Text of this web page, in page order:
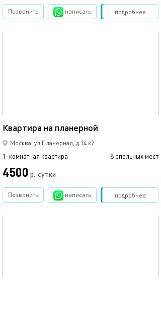
подробнее
Позвонить написать Забронировать
Квартира на планерной
Москва, ул.Планерная, д.14 к2
1-комнатная квартира 8 спальных мест
4500 р. сутки
подробнее
Позвонить написать Забронировать